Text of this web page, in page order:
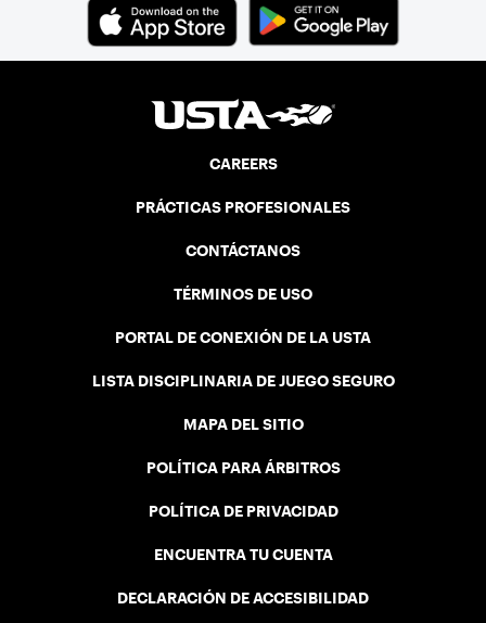
CAREERS
PRÁCTICAS PROFESIONALES
CONTÁCTANOS
TÉRMINOS DE USO
PORTAL DE CONEXIÓN DE LA USTA
LISTA DISCIPLINARIA DE JUEGO SEGURO
MAPA DEL SITIO
POLÍTICA PARA ÁRBITROS
POLÍTICA DE PRIVACIDAD
ENCUENTRA TU CUENTA
DECLARACIÓN DE ACCESIBILIDAD